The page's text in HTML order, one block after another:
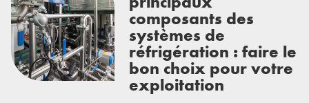
composants des
systèmes de
réfrigération : faire le
bon choix pour votre
exploitation